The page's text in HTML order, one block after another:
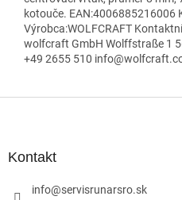
kotouče. EAN:4006885216006
Výrobca:WOLFCRAFT
wolfcraft GmbH Wolffstraße 1
+49 2655 510
Kontakt
info@servisrunarsro.sk